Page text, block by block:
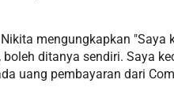
mengungkapkan "Saya
ditanya sendiri. Saya
uang pembayaran dari